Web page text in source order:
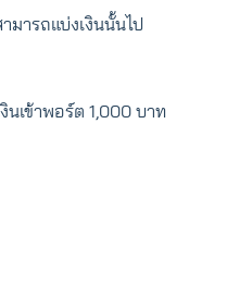
มารถแบ่งเงินนั้นไป
นเข้าพอร์ต 1,000 บาท